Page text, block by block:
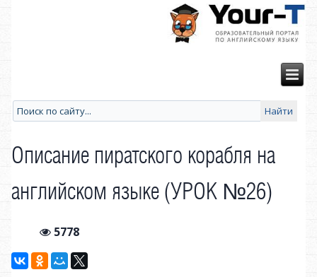
Описание пиратского корабля на
английском языке (УРОК №26)
5778